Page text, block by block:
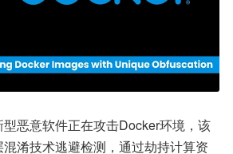
恶意软件正在攻击Docker环境，该
淆技术逃避检测，通过劫持计算资